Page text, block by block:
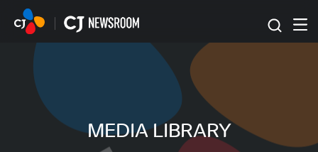
본문 바로가기
MEDIA LIBRARY